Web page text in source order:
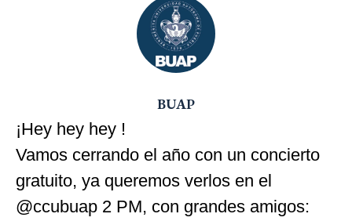
BUAP
¡Hey hey hey !
Vamos cerrando el año con un concierto
gratuito, ya queremos verlos en el
@ccubuap 2 PM, con grandes amigos: